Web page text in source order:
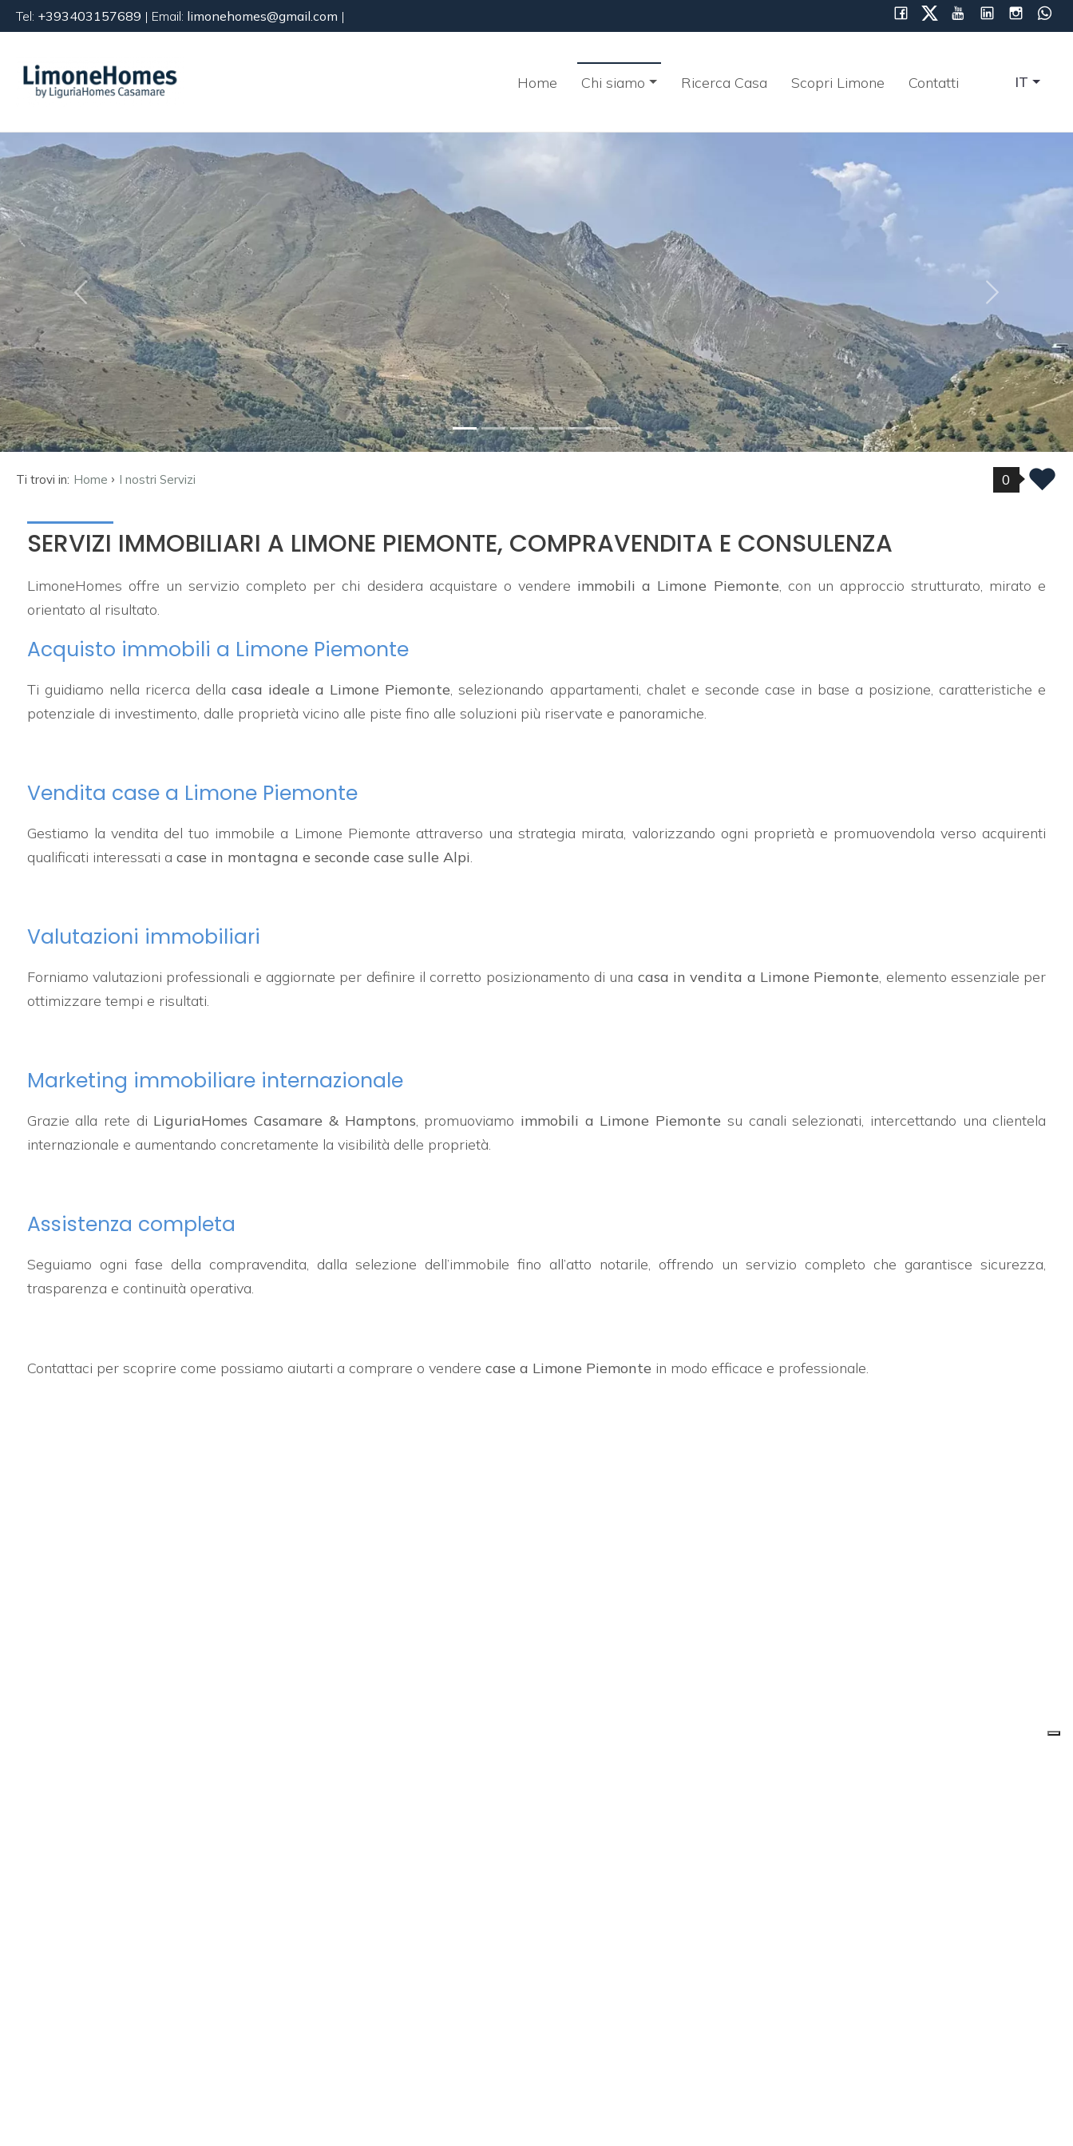
Tel: +393403157689 | Email: limonehomes@gmail.com |
Home Chi siamo Ricerca Casa Scopri Limone Contatti IT
« »
Ti trovi in: Home › I nostri Servizi 0
SERVIZI IMMOBILIARI A LIMONE PIEMONTE, COMPRAVENDITA E CONSULENZA
LimoneHomes offre un servizio completo per chi desidera acquistare o vendere immobili a Limone Piemonte, con un approccio strutturato, mirato e
orientato al risultato.
Acquisto immobili a Limone Piemonte
Ti guidiamo nella ricerca dellacasa ideale a Limone Piemonte, selezionando appartamenti, chalet e seconde case in base a posizione, caratteristiche e
potenziale di investimento, dalle proprietà vicino alle piste fino alle soluzioni più riservate e panoramiche.
Vendita case a Limone Piemonte
Gestiamo la vendita del tuo immobile a Limone Piemonte attraverso una strategia mirata, valorizzando ogni proprietà e promuovendola verso acquirenti
qualificati interessati a case in montagna e seconde case sulle Alpi.
Valutazioni immobiliari
Forniamo valutazioni professionali e aggiornate per definire il corretto posizionamento di una casa in vendita a Limone Piemonte, elemento essenziale per
ottimizzare tempi e risultati.
Marketing immobiliare internazionale
Grazie alla rete di LiguriaHomes Casamare & Hamptons, promuoviamo immobili a Limone Piemonte su canali selezionati, intercettando una clientela
internazionale e aumentando concretamente la visibilità delle proprietà.
Assistenza completa
Seguiamo ogni fase della compravendita, dalla selezione dell’immobile fino all’atto notarile, offrendo un servizio completo che garantisce sicurezza,
trasparenza e continuità operativa.
Contattaci per scoprire come possiamo aiutarti a comprare o vendere case a Limone Piemonte in modo efficace e professionale.
EN
FR
HOME
CHI SIAMO
RICERCA
CASA
SCOPRI
LIMONE
CONTATTI
Codice
dove
cercare
Provincia
Comune
Tipologia
-
multiscelta
Qualsiasi
Residenziali
Prezzo
Totale
1
4
Bagni
Qualsiasi